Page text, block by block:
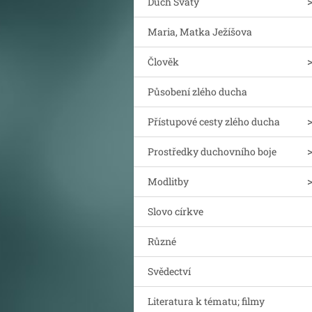
Maria, Matka Ježíšova
Člověk
Působení zlého ducha
Přístupové cesty zlého ducha
Prostředky duchovního boje
Modlitby
Slovo církve
Různé
Svědectví
Literatura k tématu; filmy